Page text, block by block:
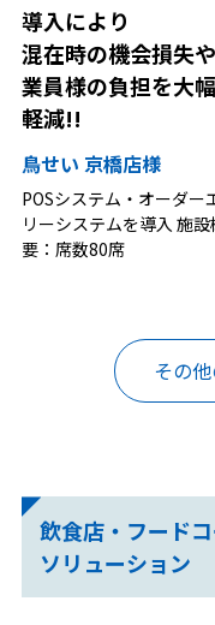
導入により
混在時の機会損失
業員様の負担を大
軽減!!
鳥せい 京橋店様
POSシステム・オーダー
リーシステムを導入 施設
要：席数80席
その
飲食店・フード
ソリューション